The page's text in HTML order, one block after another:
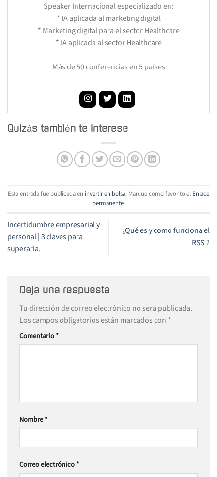
Speaker Internacional especializado en:
* IA aplicada al marketing digital
* Marketing digital para el sector Healthcare
* IA aplicada al sector Healthcare
Más de 50 conferencias en 5 países
Quizás también te interese
Esta entrada fue publicada en invertir en bolsa. Marque como favorito el Enlace
permanente.
Incertidumbre empresarial y
personal | 3 claves para
superarla.
¿Qué es y como funciona el
RSS ?
Deja una respuesta
Tu dirección de correo electrónico no será publicada.
Los campos obligatorios están marcados con *
Comentario*
Nombre*
Correo electrónico*